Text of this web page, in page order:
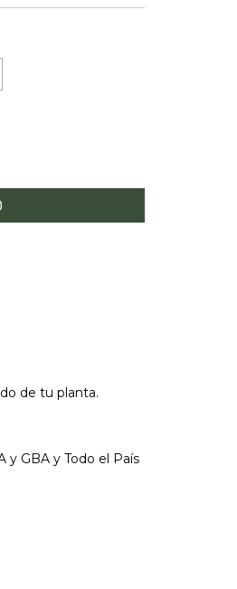
de tu planta.
y GBA y Todo el País